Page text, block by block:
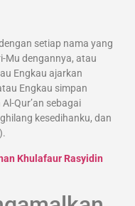
setiap nama yang
Mu dengannya, atau
Engkau ajarkan
Engkau simpan
Qur’an sebagai
kesedihanku, dan
Khulafaur Rasyidin